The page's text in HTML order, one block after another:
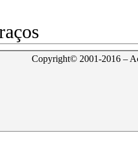
Copyright© 2001-2016 –